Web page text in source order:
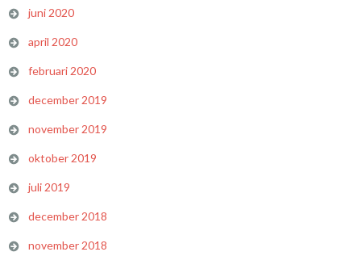
juni 2020
april 2020
februari 2020
december 2019
november 2019
oktober 2019
juli 2019
december 2018
november 2018